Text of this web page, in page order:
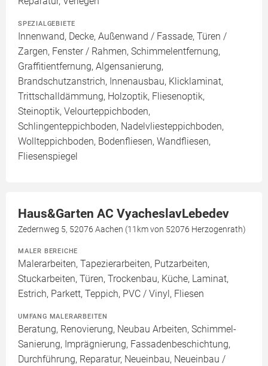
SPEZIALGEBIETE
Innenwand, Decke, Außenwand / Fassade, Türen /
Zargen, Fenster / Rahmen, Schimmelentfernung,
Graffitientfernung, Algensanierung,
Brandschutzanstrich, Innenausbau, Klicklaminat,
Trittschalldämmung, Holzoptik, Fliesenoptik,
Steinoptik, Velourteppichboden,
Schlingenteppichboden, Nadelvliesteppichboden,
Wollteppichboden, Bodenfliesen, Wandfliesen,
Fliesenspiegel
Haus&Garten AC VyacheslavLebedev
Zedernweg 5, 52076 Aachen (11km von 52076 Herzogenrath)
MALER BEREICHE
Malerarbeiten, Tapezierarbeiten, Putzarbeiten,
Stuckarbeiten, Türen, Trockenbau, Küche, Laminat,
Estrich, Parkett, Teppich, PVC / Vinyl, Fliesen
UMFANG MALERARBEITEN
Beratung, Renovierung, Neubau Arbeiten, Schimmel-
Sanierung, Imprägnierung, Fassadenbeschichtung,
Durchführung, Reparatur, Neueinbau, Neueinbau /